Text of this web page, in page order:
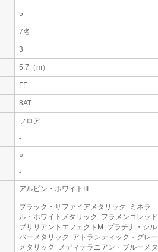
5
7名
3
5.7（m）
FF
8AT
フロア
-
○
-
アルピン・ホワイトIII
ブラック・サファイアメタリック ミネラ
ル・ホワイトメタリック フラメンコレッド
ブリリアントエフェクトM プラチナ・シル
バーメタリック アトランティック・グレー
メタリック メディテラニアン・ブルーメタ